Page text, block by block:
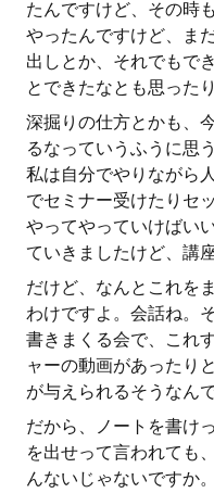
たんですけど、その時
やったんですけど、ま
出しとか、それでもで
とできたなとも思った
深掘りの仕方とかも、
るなっていうふうに思
私は自分でやりながら
でセミナー受けたりセ
やってやっていけばい
ていきましたけど、講
だけど、なんとこれを
わけですよ。会話ね。
書きまくる会で、これ
ャーの動画があったり
が与えられるそうなんで
だから、ノートを書け
を出せって言われても
んないじゃないですか